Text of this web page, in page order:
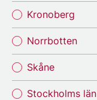
Kronoberg
Norrbotten
Skåne
Stockholms län